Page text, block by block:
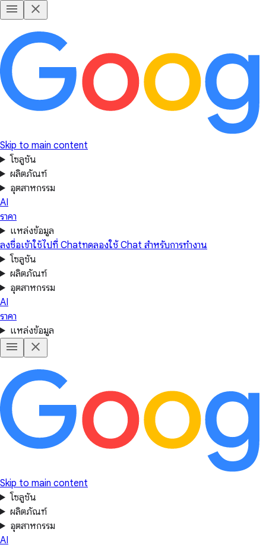
Skip to main content
โซลูชัน
ผลิตภัณฑ์
อุตสาหกรรม
AI
ราคา
แหล่งข้อมูล
ลงชื่อเข้าใช้ไปที่ Chatทดลองใช้ Chat สำหรับการทำงาน
โซลูชัน
ผลิตภัณฑ์
อุตสาหกรรม
AI
ราคา
แหล่งข้อมูล
Skip to main content
โซลูชัน
ผลิตภัณฑ์
อุตสาหกรรม
AI